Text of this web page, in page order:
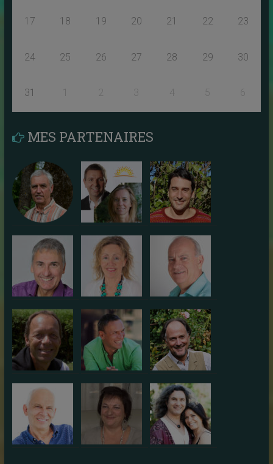
17 18 19 20 21 22 23
24 25 26 27 28 29 30
31 1 2 3 4 5 6
MES PARTENAIRES